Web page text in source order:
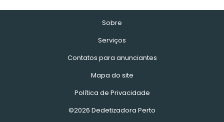
Sobre
Serviços
Contatos para anunciantes
Mapa do site
Política de Privacidade
©2026 Dedetizadora Perto